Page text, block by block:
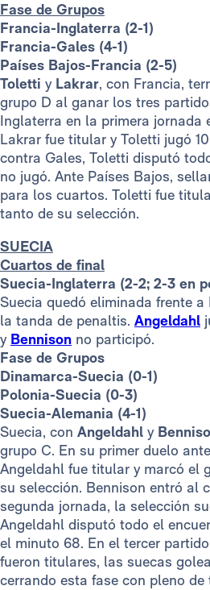
Fase de Grupos
Francia-Inglaterra (2-1)
Francia-Gales (4-1)
Países Bajos-Francia (2-5)
Toletti y Lakrar, con Francia,
grupo D al ganar los tres
Inglaterra en la primera jornada
Lakrar fue titular y Toletti jugó
contra Gales, Toletti disputó
no jugó. Ante Países Bajos,
para los cuartos. Toletti fue
tanto de su selección.
SUECIA
Cuartos de final
Suecia-Inglaterra (2-2; 2-3 en
Suecia quedó eliminada frente
la tanda de penaltis. Angeldahl
y Bennison no participó.
Fase de Grupos
Dinamarca-Suecia (0-1)
Polonia-Suecia (0-3)
Suecia-Alemania (4-1)
Suecia, con Angeldahl y
grupo C. En su primer duelo
Angeldahl fue titular y marcó el
su selección. Bennison entró al
segunda jornada, la selección
Angeldahl disputó todo el
el minuto 68. En el tercer
fueron titulares, las suecas
cerrando esta fase con pleno de